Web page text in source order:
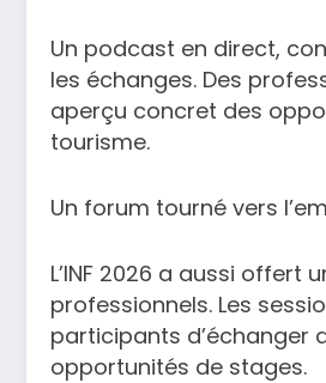
Un podcast en direct,
les échanges. Des
aperçu concret des
tourisme.
Un forum tourné vers
L’INF 2026 a aussi
professionnels. Les
participants d’échanger
opportunités de stages.